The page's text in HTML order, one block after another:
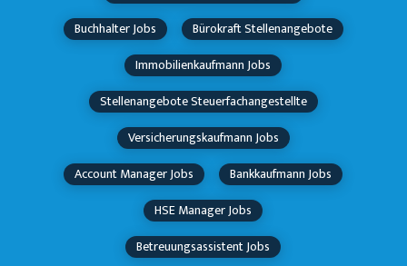
Buchhalter Jobs
Bürokraft Stellenangebote
Immobilienkaufmann Jobs
Stellenangebote Steuerfachangestellte
Versicherungskaufmann Jobs
Account Manager Jobs
Bankkaufmann Jobs
HSE Manager Jobs
Betreuungsassistent Jobs